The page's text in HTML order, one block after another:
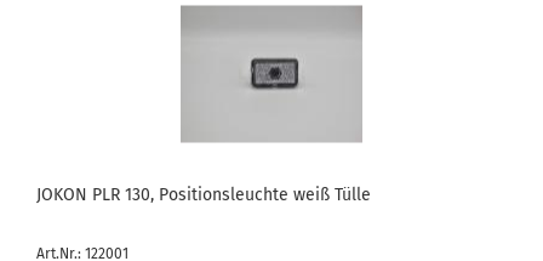
JOKON PLR 130, Positionsleuchte weiß Tülle
Art.Nr.: 122001